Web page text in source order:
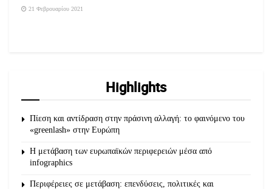
21 Φεβρουαρίου 2021
Highlights
Πίεση και αντίδραση στην πράσινη αλλαγή: το φαινόμενο του
«greenlash» στην Ευρώπη
Η μετάβαση των ευρωπαϊκών περιφερειών μέσα από
infographics
Περιφέρειες σε μετάβαση: επενδύσεις, πολιτικές και